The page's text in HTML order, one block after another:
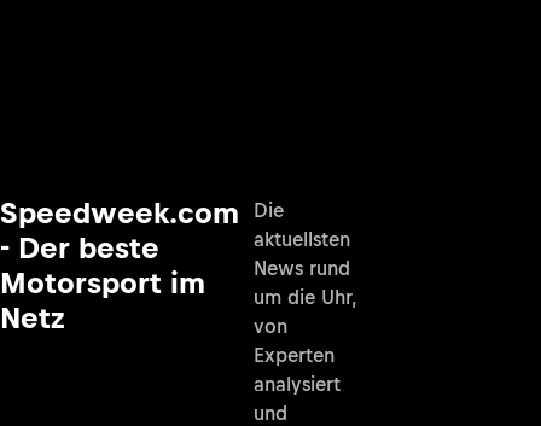
Speedweek.com
- Der beste
Motorsport im
Netz
Die
aktuellsten
News rund
um die Uhr,
von
Experten
analysiert
und